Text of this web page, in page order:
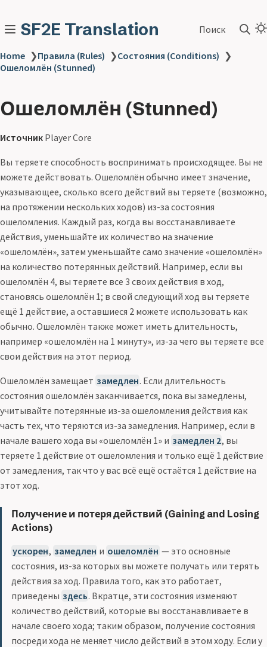
SF2E Translation Поиск
Home ❯Правила (Rules) ❯Состояния (Conditions) ❯
Ошеломлён (Stunned)
Ошеломлён (Stunned)
Источник Player Core
Вы теряете способность воспринимать происходящее. Вы не
можете действовать. Ошеломлён обычно имеет значение,
указывающее, сколько всего действий вы теряете (возможно,
на протяжении нескольких ходов) из-за состояния
ошеломления. Каждый раз, когда вы восстанавливаете
действия, уменьшайте их количество на значение
«ошеломлён», затем уменьшайте само значение «ошеломлён»
на количество потерянных действий. Например, если вы
ошеломлён 4, вы теряете все 3 своих действия в ход,
становясь ошеломлён 1; в свой следующий ход вы теряете
ещё 1 действие, а оставшиеся 2 можете использовать как
обычно. Ошеломлён также может иметь длительность,
например «ошеломлён на 1 минуту», из-за чего вы теряете все
свои действия на этот период.
Ошеломлён замещает замедлен. Если длительность
состояния ошеломлён заканчивается, пока вы замедлены,
учитывайте потерянные из-за ошеломления действия как
часть тех, что теряются из-за замедления. Например, если в
начале вашего хода вы «ошеломлён 1» и замедлен 2, вы
теряете 1 действие от ошеломления и только ещё 1 действие
от замедления, так что у вас всё ещё остаётся 1 действие на
этот ход.
Получение и потеря действий (Gaining and Losing
Actions)
ускорен, замедлен и ошеломлён — это основные
состояния, из-за которых вы можете получать или терять
действия за ход. Правила того, как это работает,
приведены здесь. Вкратце, эти состояния изменяют
количество действий, которые вы восстанавливаете в
начале своего хода; таким образом, получение состояния
посреди хода не меняет число действий в этом ходу. Если у